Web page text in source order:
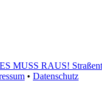
MUSS RAUS!
• Datenschutz